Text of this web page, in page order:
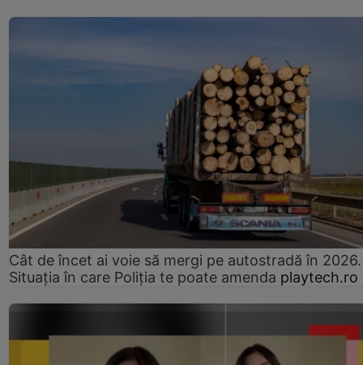
Cât de încet ai voie să mergi pe autostradă în 2026.
Situația în care Poliția te poate amenda playtech.ro